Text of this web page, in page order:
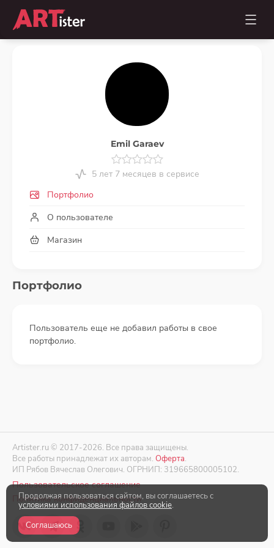
Emil Garaev
5 лет 7 месяцев в сервисе
Портфолио
О пользователе
Магазин
Портфолио
Пользователь еще не добавил работы в свое
портфолио.
Artister.ru © 2017-2026. Все права защищены.
Все работы принадлежат их авторам. Оферта.
ИП Рябов Вячеслав Олегович. ОГРНИП: 319665800005102.
Пользовательское соглашение
Политика конфиденциальности
Продолжая пользоваться сайтом, вы соглашаетесь с
условиями использования файлов cookie.
Соглашаюсь